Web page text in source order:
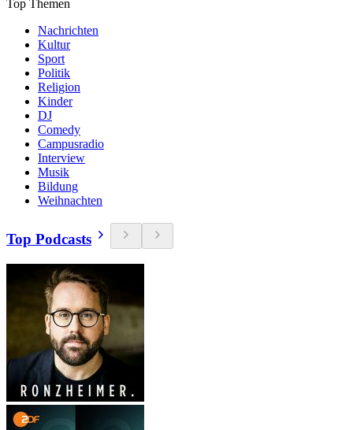
Top Themen
Nachrichten
Kultur
Sport
Politik
Religion
Kinder
DJ
Comedy
Campusradio
Interview
Musik
Bildung
Weihnachten
Top Podcasts